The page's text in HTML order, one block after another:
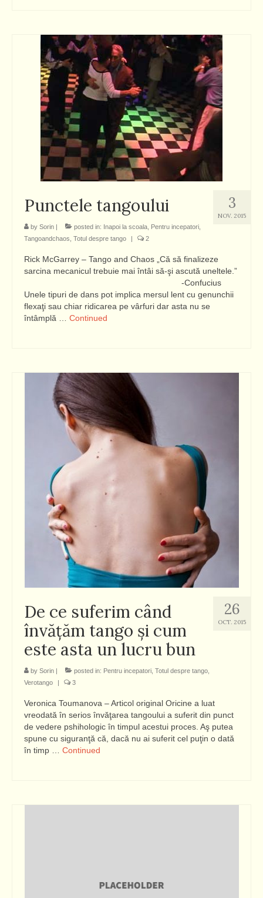
3
NOV. 2015
Punctele tangoului
by Sorin | posted in: Inapoi la scoala Pentru incepatori
Tangoandchaos Totul despre tango | 2
Rick McGarrey – Tango and Chaos „Că să finalizeze
sarcina mecanicul trebuie mai întâi să-şi ascută uneltele.”
-Confucius
Unele tipuri de dans pot implica mersul lent cu genunchii
flexaţi sau chiar ridicarea pe vârfuri dar asta nu se
întâmplă … Continued
26
OCT. 2015
De ce suferim când
învăţăm tango şi cum
este asta un lucru bun
by Sorin | posted in: Pentru incepatori Totul despre tango
Verotango
| 3
Veronica Toumanova – Articol original Oricine a luat
vreodată în serios învăţarea tangoului a suferit din punct
de vedere pshihologic în timpul acestui proces. Aş putea
spune cu siguranţă că, dacă nu ai suferit cel puţin o dată
în timp … Continued